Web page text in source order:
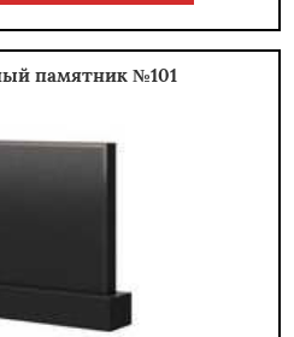
памятник №101